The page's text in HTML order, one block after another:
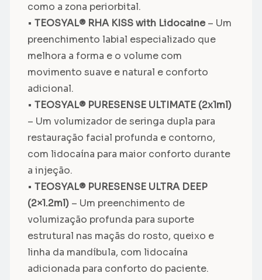
como a zona periorbital.
• TEOSYAL® RHA KISS with Lidocaine– Um
preenchimento labial especializado que
melhora a forma e o volume com
movimento suave e natural e conforto
adicional.
• TEOSYAL® PURESENSE ULTIMATE (2x1ml)
– Um volumizador de seringa dupla para
restauração facial profunda e contorno,
com lidocaína para maior conforto durante
a injeção.
• TEOSYAL® PURESENSE ULTRA DEEP
(2×1.2ml) – Um preenchimento de
volumização profunda para suporte
estrutural nas maçãs do rosto, queixo e
linha da mandíbula, com lidocaína
adicionada para conforto do paciente.